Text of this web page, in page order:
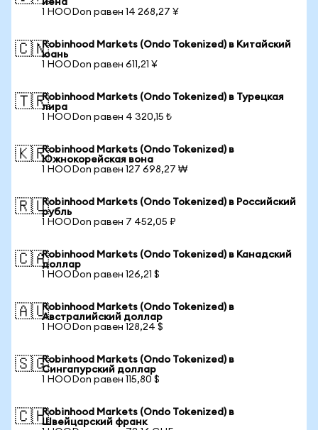
иена
1 HOODon равен 14 268,27 ¥
🇨🇳Robinhood Markets (Ondo Tokenized) в Китайский
юань
1 HOODon равен 611,21 ¥
🇹🇷Robinhood Markets (Ondo Tokenized) в Турецкая
лира
1 HOODon равен 4 320,15 ₺
🇰🇷Robinhood Markets (Ondo Tokenized) в
Южнокорейская вона
1 HOODon равен 127 698,27 ₩
🇷🇺Robinhood Markets (Ondo Tokenized) в Российский
рубль
1 HOODon равен 7 452,05 ₽
🇨🇦Robinhood Markets (Ondo Tokenized) в Канадский
доллар
1 HOODon равен 126,21 $
🇦🇺Robinhood Markets (Ondo Tokenized) в
Австралийский доллар
1 HOODon равен 128,24 $
🇸🇬Robinhood Markets (Ondo Tokenized) в
Сингапурский доллар
1 HOODon равен 115,80 $
🇨🇭Robinhood Markets (Ondo Tokenized) в
Швейцарский франк